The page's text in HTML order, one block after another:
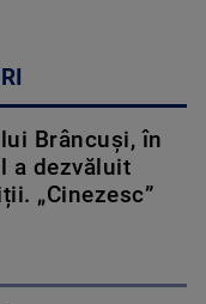
Brâncuși, în
a dezvăluit
„Cinezesc”